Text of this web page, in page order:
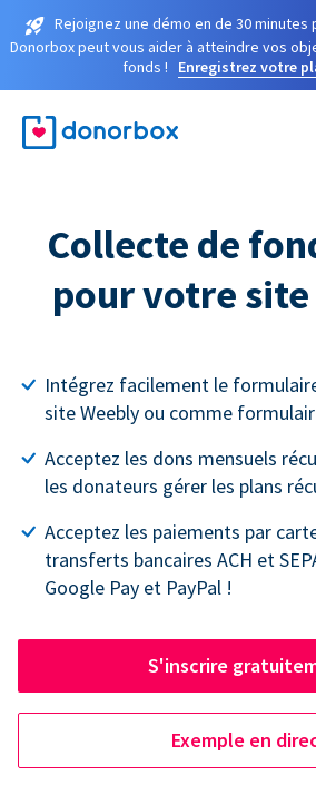
Rejoignez une démo en de 30
Donorbox peut vous aider à atteindre vos
fonds !
Enregistrez votre
Collecte de
pour votre
Intégrez facilement le
site Weebly ou comme
Acceptez les dons mensuels
les donateurs gérer les plans
Acceptez les paiements par
transferts bancaires ACH et
Google Pay et PayPal !
S'inscrire
Exemple en